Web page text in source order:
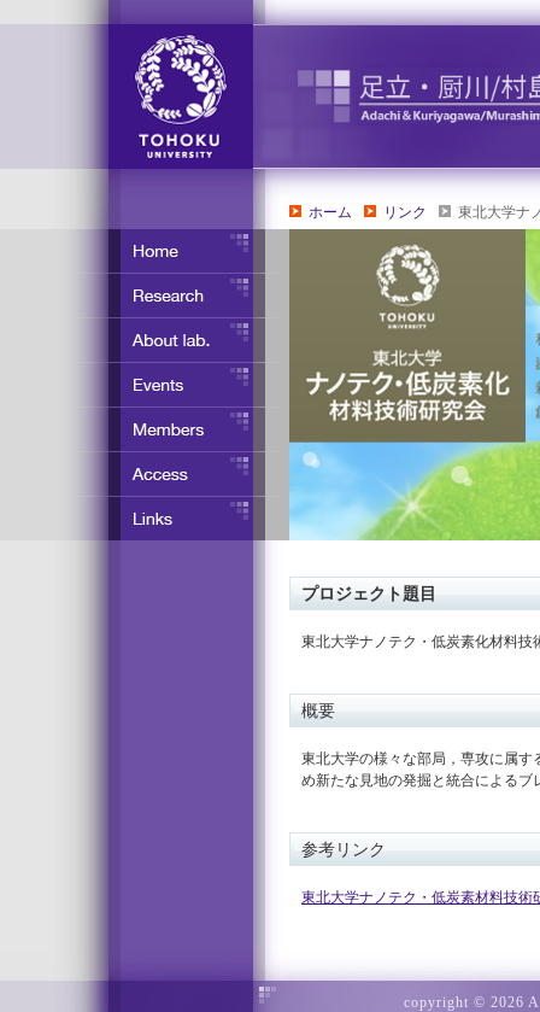
ホーム リンク 東北大学ナ
プロジェクト題目
東北大学ナノテク・低炭素化材料技
概要
東北大学の様々な部局，専攻に属
め新たな見地の発掘と統合による
参考リンク
東北大学ナノテク・低炭素材料技術
copyright © 2026